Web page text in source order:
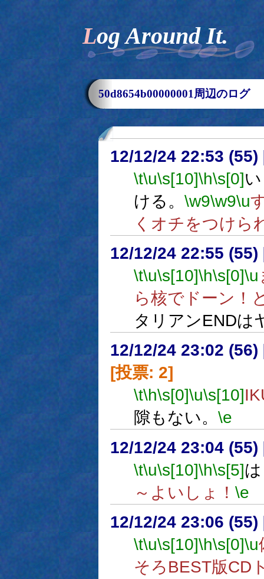
Log Around It.
50d8654b00000001周辺のログ
12/12/24 22:53 (55)
\t\u\s[10]\h\s[0]
ける。 \w9\w9\u
くオチをつけら
12/12/24 22:55 (55)
\t\u\s[10]\h\s[0]\u
ら核でドーン！
タリアンENDは
12/12/24 23:02 (56)
[投票: 2]
\t\h\s[0]\u\s[10]
隙もない。 \e
12/12/24 23:04 (55)
\t\u\s[10]\h\s[5]
～よいしょ！ \e
12/12/24 23:06 (55)
\t\u\s[10]\h\s[0]\u
そろBEST版CD